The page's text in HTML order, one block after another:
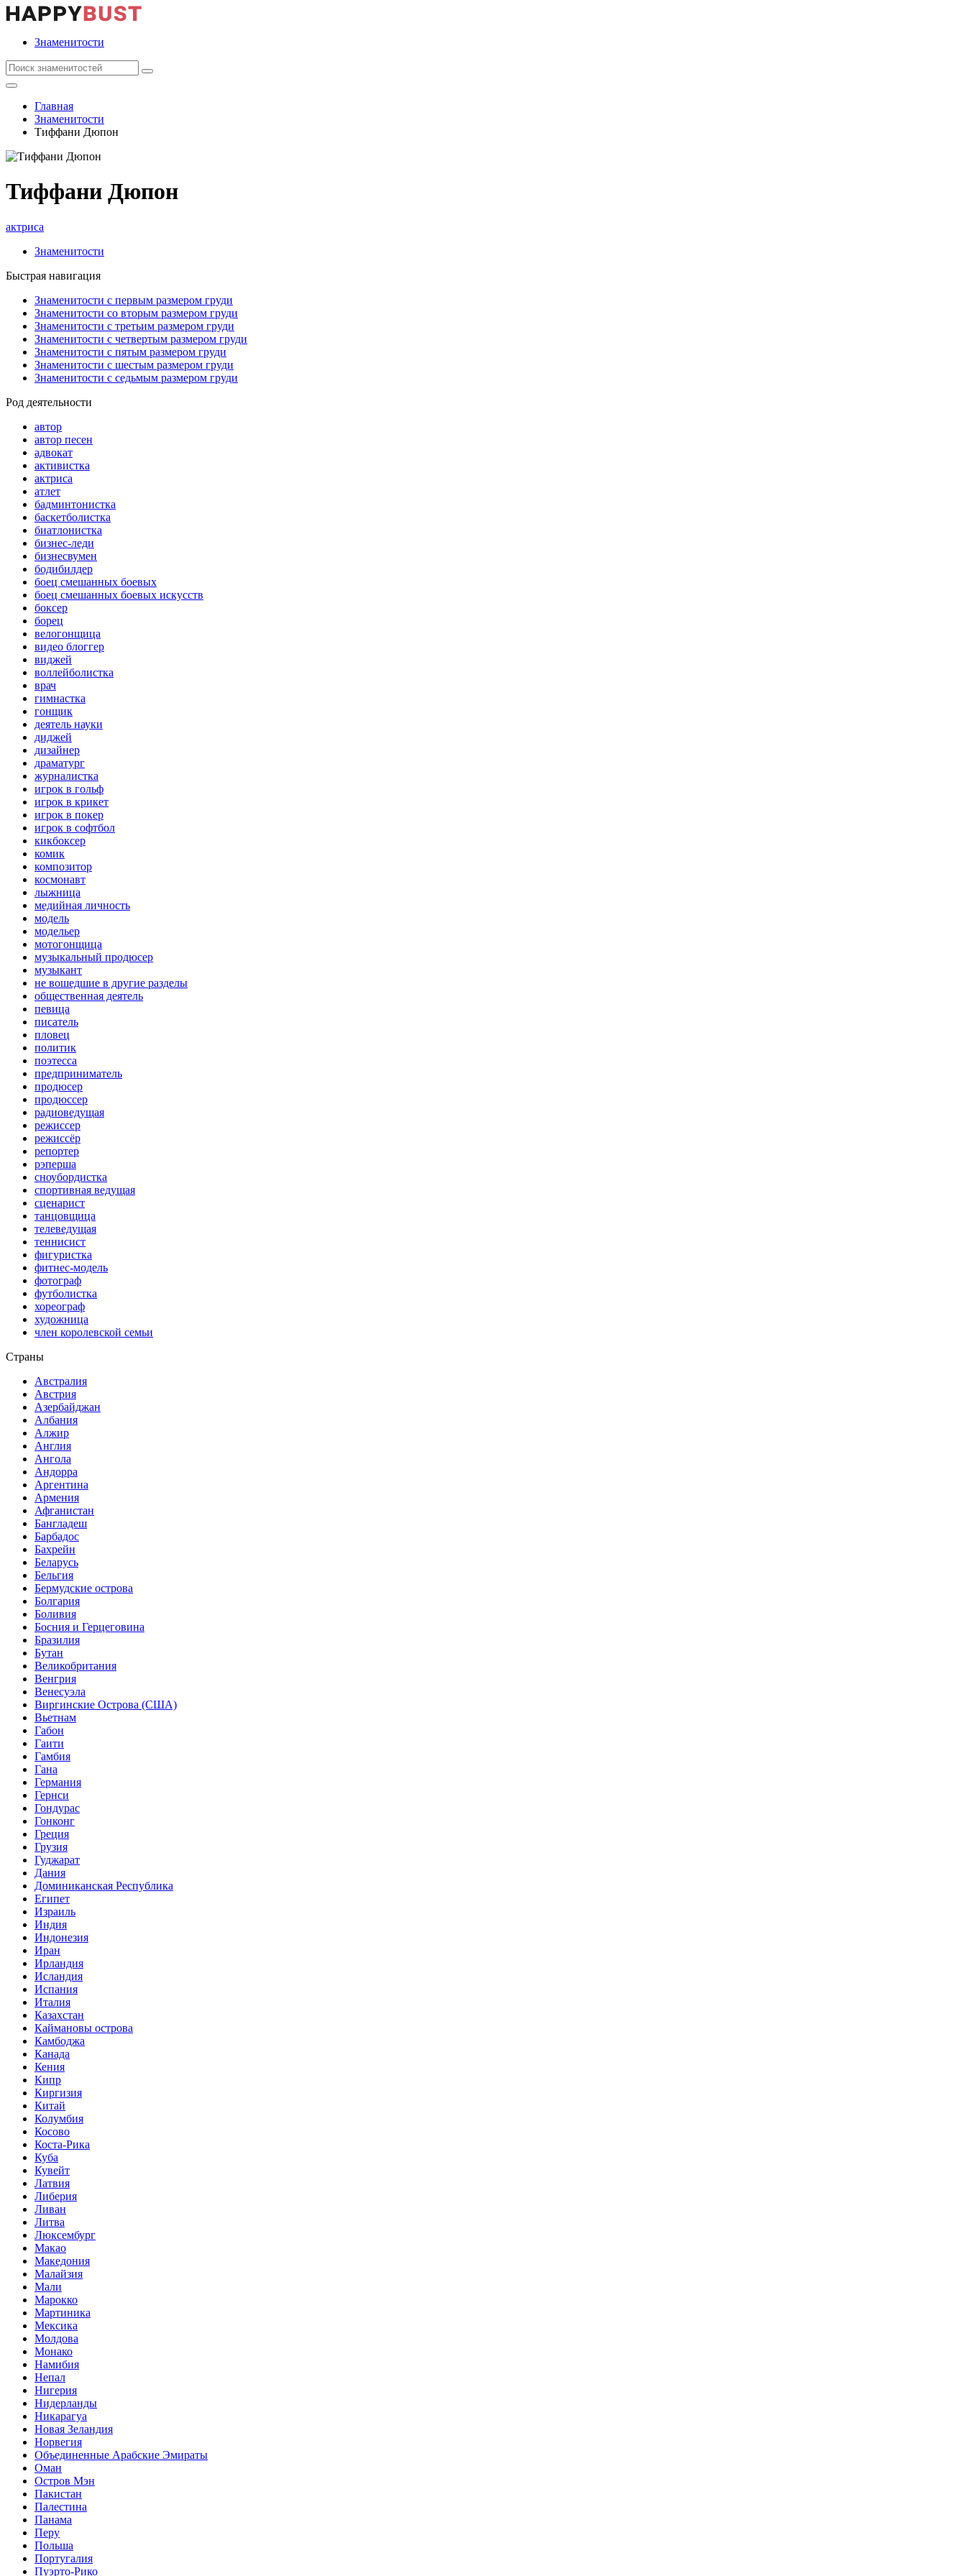
Знаменитости
Главная
Знаменитости
Тиффани Дюпон
Тиффани Дюпон
актриса
Знаменитости
Быстрая навигация
Знаменитости с первым размером груди
Знаменитости со вторым размером груди
Знаменитости с третьим размером груди
Знаменитости с четвертым размером груди
Знаменитости с пятым размером груди
Знаменитости с шестым размером груди
Знаменитости с седьмым размером груди
Род деятельности
автор
автор песен
адвокат
активистка
актриса
атлет
бадминтонистка
баскетболистка
биатлонистка
бизнес-леди
бизнесвумен
бодибилдер
боец смешанных боевых
боец смешанных боевых искусств
боксер
борец
велогонщица
видео блоггер
виджей
воллейболистка
врач
гимнастка
гонщик
деятель науки
диджей
дизайнер
драматург
журналистка
игрок в гольф
игрок в крикет
игрок в покер
игрок в софтбол
кикбоксер
комик
композитор
космонавт
лыжница
медийная личность
модель
модельер
мотогонщица
музыкальный продюсер
музыкант
не вошедшие в другие разделы
общественная деятель
певица
писатель
пловец
политик
поэтесса
предприниматель
продюсер
продюссер
радиоведущая
режиссер
режиссёр
репортер
рэперша
сноубордистка
спортивная ведущая
сценарист
танцовщица
телеведущая
теннисист
фигуристка
фитнес-модель
фотограф
футболистка
хореограф
художница
член королевской семьи
Страны
Австралия
Австрия
Азербайджан
Албания
Алжир
Англия
Ангола
Андорра
Аргентина
Армения
Афганистан
Бангладеш
Барбадос
Бахрейн
Беларусь
Бельгия
Бермудские острова
Болгария
Боливия
Босния и Герцеговина
Бразилия
Бутан
Великобритания
Венгрия
Венесуэла
Виргинские Острова (США)
Вьетнам
Габон
Гаити
Гамбия
Гана
Германия
Гернси
Гондурас
Гонконг
Греция
Грузия
Гуджарат
Дания
Доминиканская Республика
Египет
Израиль
Индия
Индонезия
Иран
Ирландия
Исландия
Испания
Италия
Казахстан
Каймановы острова
Камбоджа
Канада
Кения
Кипр
Киргизия
Китай
Колумбия
Косово
Коста-Рика
Куба
Кувейт
Латвия
Либерия
Ливан
Литва
Люксембург
Макао
Македония
Малайзия
Мали
Марокко
Мартиника
Мексика
Молдова
Монако
Намибия
Непал
Нигерия
Нидерланды
Никарагуа
Новая Зеландия
Норвегия
Объединенные Арабские Эмираты
Оман
Остров Мэн
Пакистан
Палестина
Панама
Перу
Польша
Португалия
Пуэрто-Рико